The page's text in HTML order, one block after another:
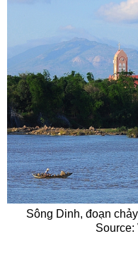
Sông Dinh, đoạn
Source: